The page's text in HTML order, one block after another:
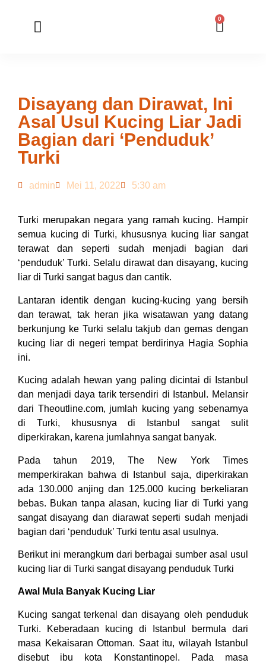
0
Disayang dan Dirawat, Ini
Asal Usul Kucing Liar Jadi
Bagian dari ‘Penduduk’
Turki
admin Mei 11, 2022 5:30 am
Turki merupakan negara yang ramah kucing. Hampir
semua kucing di Turki, khususnya kucing liar sangat
terawat dan seperti sudah menjadi bagian dari
‘penduduk’ Turki. Selalu dirawat dan disayang, kucing
liar di Turki sangat bagus dan cantik.
Lantaran identik dengan kucing-kucing yang bersih
dan terawat, tak heran jika wisatawan yang datang
berkunjung ke Turki selalu takjub dan gemas dengan
kucing liar di negeri tempat berdirinya Hagia Sophia
ini.
Kucing adalah hewan yang paling dicintai di Istanbul
dan menjadi daya tarik tersendiri di Istanbul. Melansir
dari Theoutline.com, jumlah kucing yang sebenarnya
di Turki, khususnya di Istanbul sangat sulit
diperkirakan, karena jumlahnya sangat banyak.
Pada tahun 2019, The New York Times
memperkirakan bahwa di Istanbul saja, diperkirakan
ada 130.000 anjing dan 125.000 kucing berkeliaran
bebas. Bukan tanpa alasan, kucing liar di Turki yang
sangat disayang dan diarawat seperti sudah menjadi
bagian dari ‘penduduk’ Turki tentu asal usulnya.
Berikut ini merangkum dari berbagai sumber asal usul
kucing liar di Turki sangat disayang penduduk Turki
Awal Mula Banyak Kucing Liar
Kucing sangat terkenal dan disayang oleh penduduk
Turki. Keberadaan kucing di Istanbul bermula dari
masa Kekaisaran Ottoman. Saat itu, wilayah Istanbul
disebut ibu kota Konstantinopel. Pada masa